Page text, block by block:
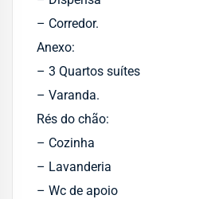
– ⁠Corredor.
Anexo:
– 3 Quartos suítes
– ⁠Varanda.
Rés do chão:
– Cozinha
– ⁠Lavanderia
– ⁠Wc de apoio